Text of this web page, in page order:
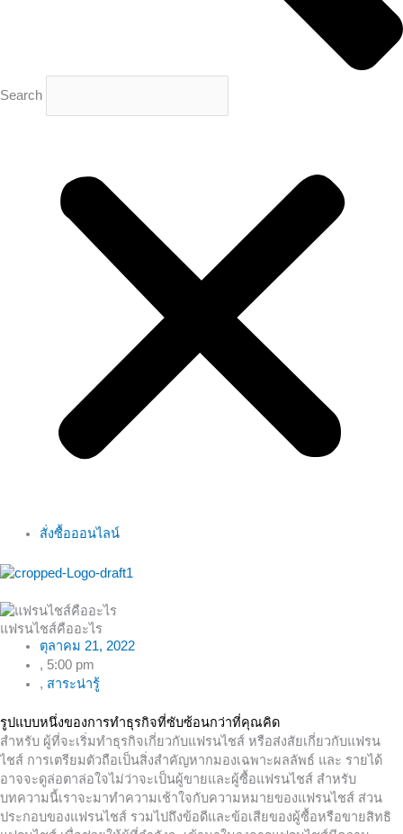
Search
สั่งซื้อออนไลน์
แฟรนไชส์คืออะไร
ตุลาคม 21, 2022
, 5:00 pm
, สาระน่ารู้
รูปแบบหนึ่งของการทำธุรกิจที่ซับซ้อนกว่าที่คุณคิด
สำหรับ ผู้ที่จะเริ่มทำธุรกิจเกี่ยวกับแฟรนไชส์ หรือส่งสัยเกี่ยวกับแฟรน
ไชส์ การเตรียมตัวถือเป็นสิ่งสำคัญหากมองเฉพาะผลลัพธ์ และ รายได้
อาจจะดูล่อตาล่อใจไม่ว่าจะเป็นผู้ขายและผู้ซื้อแฟรนไชส์ สำหรับ
บทความนี้เราจะมาทำความเช้าใจกับความหมายของแฟรนไชส์ ส่วน
ประกอบของแฟรนไชส์ รวมไปถึงข้อดีและข้อเสียของผู้ซื้อหรือขายสิทธิ